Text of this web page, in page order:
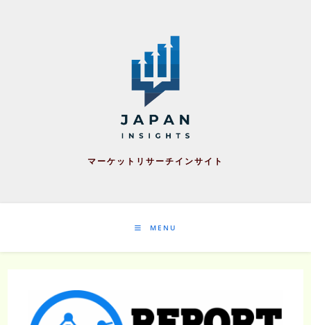
マーケットリサーチインサイト
MENU